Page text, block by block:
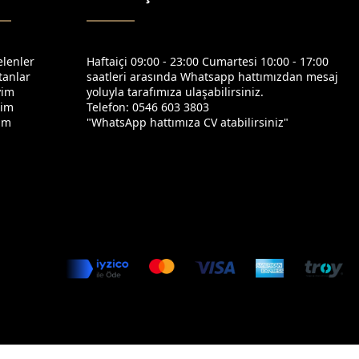
Haftaiçi 09:00 - 23:00 Cumartesi 10:00 - 17:00
saatleri arasında Whatsapp hattımızdan mesaj
yoluyla tarafımıza ulaşabilirsiniz.
Telefon: 0546 603 3803
"WhatsApp hattımıza CV atabilirsiniz"